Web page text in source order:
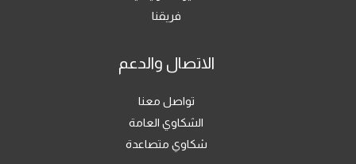
فريقنا
الاتصال والدعم
تواصل معنا
الشكاوي العامة
شكاوي متصاعدة